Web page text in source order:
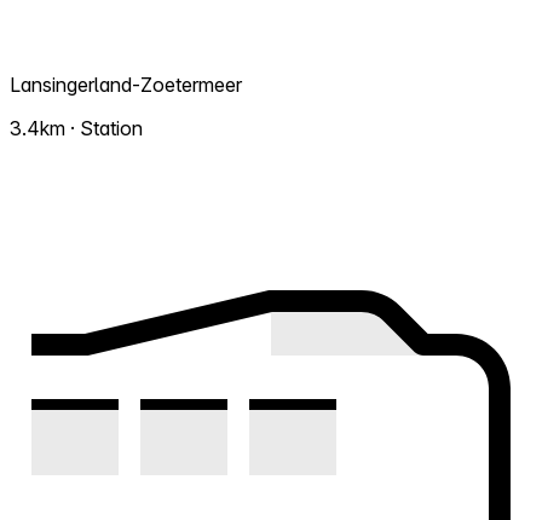
Lansingerland-Zoetermeer
3.4km · Station